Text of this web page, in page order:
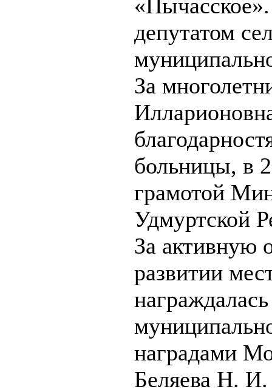
депутатом
За
больницы, в
грамотой
Удмуртской
За активную
развитии
наградами
Беляева Н. И.